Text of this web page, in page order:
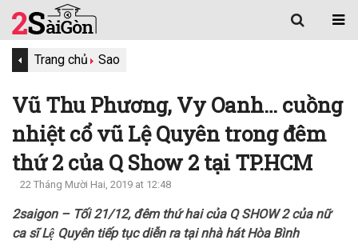
Trang chủ Sao
Vũ Thu Phương, Vy Oanh… cuồng
nhiệt cổ vũ Lệ Quyên trong đêm
thứ 2 của Q Show 2 tại TP.HCM
22 Tháng Mười Hai, 2019 at 12:48
2saigon – Tối 21/12, đêm thứ hai của Q SHOW 2 của nữ
ca sĩ Lệ Quyên tiếp tục diễn ra tại nhà hát Hòa Bình